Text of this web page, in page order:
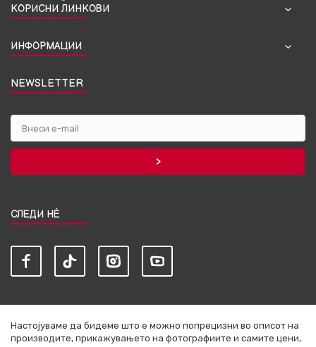
КОРИСНИ ЛИНКОВИ
ИНФОРМАЦИИ
NEWSLETTER
СЛЕДИ НЀ
Настојуваме да бидеме што е можно попрецизни во описот на
производите, прикажувањето на фотографиите и самите цени,